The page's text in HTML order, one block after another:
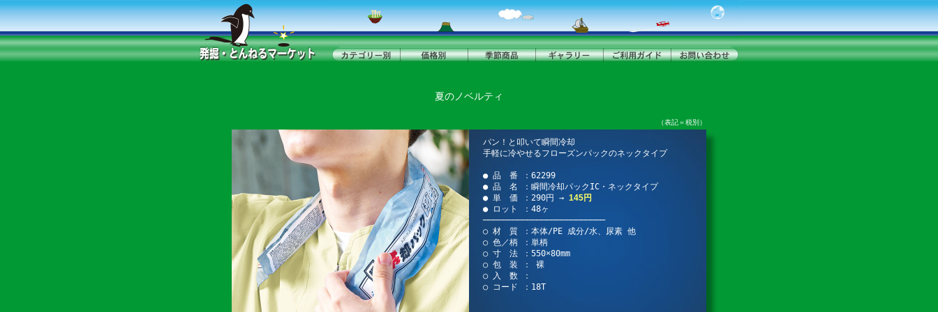
夏のノベルティ
（表記＝税別）
パン！と叩いて瞬間冷却
手軽に冷やせるフローズンパックのネックタイプ
● 品 番 ：62299
● 品 名 ：瞬間冷却パックIC・ネックタイプ
● 単 価 ：290円 → 145円
● ロット ：48ヶ
─────────────────────────
○ 材 質 ：本体/PE 成分/水、尿素 他
○ 色／柄 ：単柄
○ 寸 法 ：550×80mm
○ 包 装 ： 裸
○ 入 数 ：
○ コード ：18T